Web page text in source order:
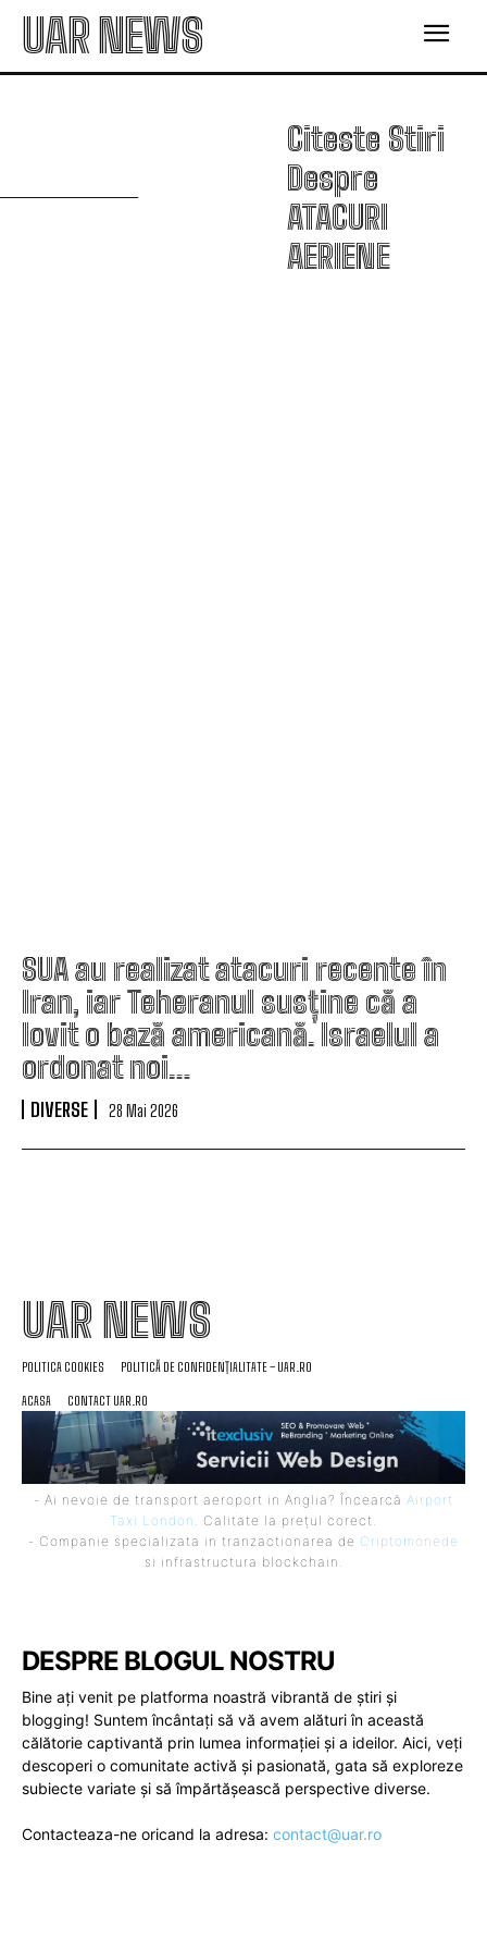
UAR NEWS
Citeste Stiri
Despre
ATACURI
AERIENE
A
SUA au realizat atacuri recente în
Iran, iar Teheranul susține că a
lovit o bază americană. Israelul a
ordonat noi…
DIVERSE 28 Mai 2026
UAR NEWS
POLITICA COOKIES POLITICĂ DE CONFIDENȚIALITATE – UAR.RO
ACASA CONTACT UAR.RO
- Ai nevoie de transport aeroport in Anglia? Încearcă Airport
Taxi London . Calitate la prețul corect.
- Companie specializata in tranzactionarea de Criptomonede
si infrastructura blockchain.
DESPRE BLOGUL NOSTRU
Bine ați venit pe platforma noastră vibrantă de știri și
blogging! Suntem încântați să vă avem alături în această
călătorie captivantă prin lumea informației și a ideilor. Aici, veți
descoperi o comunitate activă și pasionată, gata să exploreze
subiecte variate și să împărtășească perspective diverse.
Contacteaza-ne oricand la adresa: contact@uar.ro